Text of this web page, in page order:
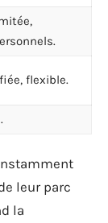
flexible.
leur parc
la